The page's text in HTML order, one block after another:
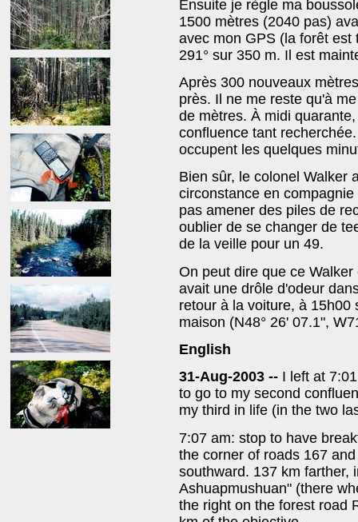
Ensuite je règle ma
1500 mètres (2040 pas)
avec mon GPS (la forêt
291° sur 350 m. Il est
Après 300 nouveaux
près. Il ne me reste qu'à
de mètres. À midi
confluence tant
occupent les quelques
Bien sûr, le colonel Walker
circonstance en
pas amener des piles de
oublier de se changer de
de la veille pour un 49.
On peut dire que ce
avait une drôle d'odeur
retour à la voiture, à 15h00
maison (N48° 26' 07.1",
English
31-Aug-2003 -- I left at
to go to my second
my third in life (in the two
7:07 am: stop to have
the corner of roads 167
southward. 137 km farther,
Ashuapmushuan" (there
the right on the forest road